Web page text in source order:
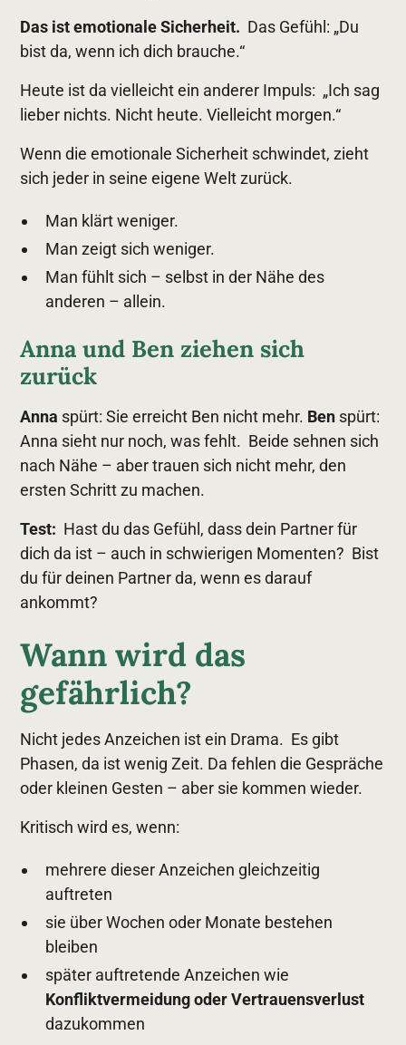
Das ist emotionale Sicherheit. Das Gefühl: „Du
bist da, wenn ich dich brauche.“
Heute ist da vielleicht ein anderer Impuls: „Ich sag
lieber nichts. Nicht heute. Vielleicht morgen.“
Wenn die emotionale Sicherheit schwindet, zieht
sich jeder in seine eigene Welt zurück.
Man klärt weniger.
Man zeigt sich weniger.
Man fühlt sich – selbst in der Nähe des
anderen – allein.
Anna und Ben ziehen sich
zurück
Anna spürt: Sie erreicht Ben nicht mehr. Ben spürt:
Anna sieht nur noch, was fehlt. Beide sehnen sich
nach Nähe – aber trauen sich nicht mehr, den
ersten Schritt zu machen.
Test: Hast du das Gefühl, dass dein Partner für
dich da ist – auch in schwierigen Momenten? Bist
du für deinen Partner da, wenn es darauf
ankommt?
Wann wird das
gefährlich?
Nicht jedes Anzeichen ist ein Drama. Es gibt
Phasen, da ist wenig Zeit. Da fehlen die Gespräche
oder kleinen Gesten – aber sie kommen wieder.
Kritisch wird es, wenn:
mehrere dieser Anzeichen gleichzeitig
auftreten
sie über Wochen oder Monate bestehen
bleiben
später auftretende Anzeichen wie
Konfliktvermeidung oder Vertrauensverlust
dazukommen